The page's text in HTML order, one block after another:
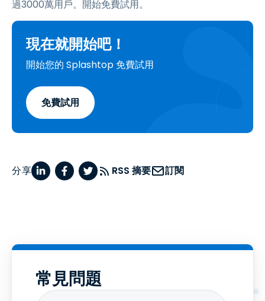
過3000萬用戶。開始免費試用。
現在就開始吧！
開始您的 Splashtop 免費試用
免費試用
分享 RSS 摘要 訂閱
常見問題